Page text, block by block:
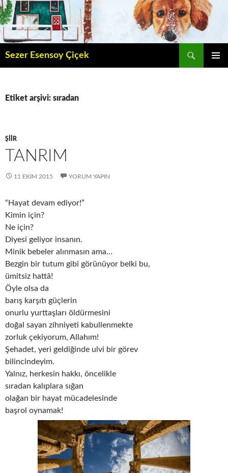
İçeriğe
atla
Sezer Esensoy Çiçek
Etiket arşivi: sıradan
ŞIIR
TANRIM
11 EKIM 2015 YORUM YAPIN
“Hayat devam ediyor!”
Kimin için?
Ne için?
Diyesi geliyor insanın.
Minik bebeler alınmasın ama…
Bezgin bir tutum gibi görünüyor belki bu,
ümitsiz hattâ!
Öyle olsa da
barış karşıtı güçlerin
onurlu yurttaşları öldürmesini
doğal sayan zihniyeti kabullenmekte
zorluk çekiyorum, Allahım!
Şehadet, yeri geldiğinde ulvi bir görev
bilincindeyim.
Yalnız, herkesin hakkı, öncelikle
sıradan kalıplara sığan
olağan bir hayat mücadelesinde
başrol oynamak!